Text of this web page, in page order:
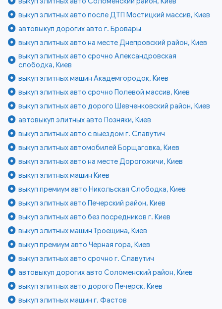
выкуп элитных авто после ДТП Мостицкий массив, Киев
автовыкуп дорогих авто г. Бровары
выкуп элитных авто на месте Днепровский район, Киев
выкуп элитных авто срочно Александровская
слободка, Киев
выкуп элитных машин Академгородок, Киев
выкуп элитных авто срочно Полевой массив, Киев
выкуп элитных авто дорого Шевченковский район, Киев
автовыкуп элитных авто Позняки, Киев
выкуп элитных авто с выездом г. Славутич
выкуп элитных автомобилей Борщаговка, Киев
выкуп элитных авто на месте Дорогожичи, Киев
выкуп элитных машин Киев
выкуп премиум авто Никольская Слободка, Киев
выкуп элитных авто Печерский район, Киев
выкуп элитных авто без посредников г. Киев
выкуп элитных машин Троещина, Киев
выкуп премиум авто Чёрная гора, Киев
выкуп элитных авто срочно г. Славутич
автовыкуп дорогих авто Соломенский район, Киев
выкуп элитных авто дорого Печерск, Киев
выкуп элитных машин г. Фастов